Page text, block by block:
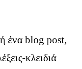
ένα blog post,
κλειδιά